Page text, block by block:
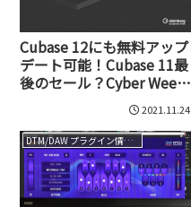
Cubase 12にも無料アップ
デート可能！Cubase 11最
後のセール？Cyber Weeks
2021が開催スタート2021.11.24
DTM/DAW プラグイン情報（VST AU AAX）